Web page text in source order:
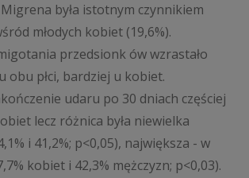
była istotnym czynnikiem
młodych kobiet (19,6%).
przedsionk ów wzrastało
obu płci, bardziej u kobiet.
udaru po 30 dniach częściej
lecz różnica była niewielka
i 41,2%; p<0,05), największa - w
kobiet i 42,3% mężczyzn; p<0,03).